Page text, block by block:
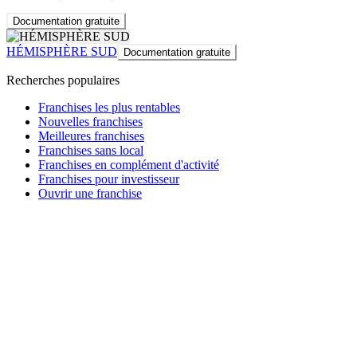
Documentation gratuite
HÉMISPHÈRE SUD Documentation gratuite
Recherches populaires
Franchises les plus rentables
Nouvelles franchises
Meilleures franchises
Franchises sans local
Franchises en complément d'activité
Franchises pour investisseur
Ouvrir une franchise